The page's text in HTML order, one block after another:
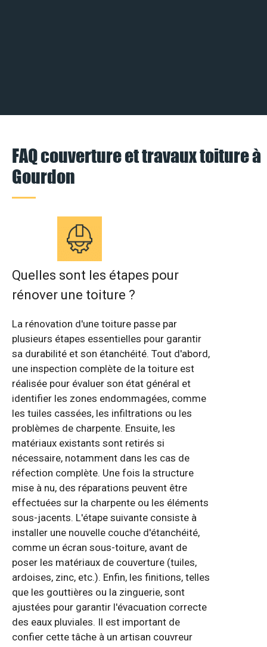
FAQ couverture et travaux toiture à
Gourdon
Quelles sont les étapes pour
rénover une toiture ?
La rénovation d'une toiture passe par
plusieurs étapes essentielles pour garantir
sa durabilité et son étanchéité. Tout d'abord,
une inspection complète de la toiture est
réalisée pour évaluer son état général et
identifier les zones endommagées, comme
les tuiles cassées, les infiltrations ou les
problèmes de charpente. Ensuite, les
matériaux existants sont retirés si
nécessaire, notamment dans les cas de
réfection complète. Une fois la structure
mise à nu, des réparations peuvent être
effectuées sur la charpente ou les éléments
sous-jacents. L'étape suivante consiste à
installer une nouvelle couche d'étanchéité,
comme un écran sous-toiture, avant de
poser les matériaux de couverture (tuiles,
ardoises, zinc, etc.). Enfin, les finitions, telles
que les gouttières ou la zinguerie, sont
ajustées pour garantir l'évacuation correcte
des eaux pluviales. Il est important de
confier cette tâche à un artisan couvreur